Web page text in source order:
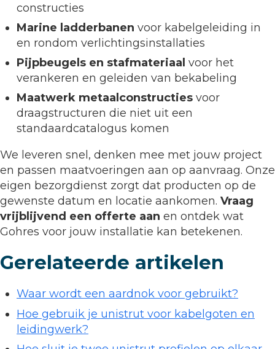
constructies
Marine ladderbanen voor kabelgeleiding in
en rondom verlichtingsinstallaties
Pijpbeugels en stafmateriaal voor het
verankeren en geleiden van bekabeling
Maatwerk metaalconstructies voor
draagstructuren die niet uit een
standaardcatalogus komen
We leveren snel, denken mee met jouw project
en passen maatvoeringen aan op aanvraag. Onze
eigen bezorgdienst zorgt dat producten op de
gewenste datum en locatie aankomen. Vraag
vrijblijvend een offerte aan en ontdek wat
Gohres voor jouw installatie kan betekenen.
Gerelateerde artikelen
Waar wordt een aardnok voor gebruikt?
Hoe gebruik je unistrut voor kabelgoten en
leidingwerk?